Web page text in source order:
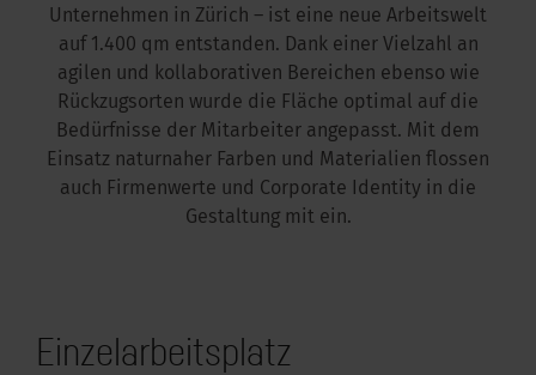
im Büro
Unternehmen in Zürich – ist eine neue Arbeitswelt
auf 1.400 qm entstanden. Dank einer Vielzahl an
agilen und kollaborativen Bereichen ebenso wie
Rückzugsorten wurde die Fläche optimal auf die
Bedürfnisse der Mitarbeiter angepasst. Mit dem
Einsatz naturnaher Farben und Materialien flossen
auch Firmenwerte und Corporate Identity in die
Gestaltung mit ein.
Einzelarbeitsplatz